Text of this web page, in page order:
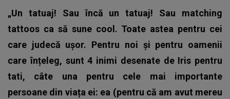
„Un tatuaj! Sau încă un tatuaj! Sau matching
tattoos ca să sune cool. Toate astea pentru cei
care judecă ușor. Pentru noi și pentru oamenii
care înțeleg, sunt 4 inimi desenate de Iris pentru
tati, câte una pentru cele mai importante
persoane din viața ei: ea (pentru că am avut mereu